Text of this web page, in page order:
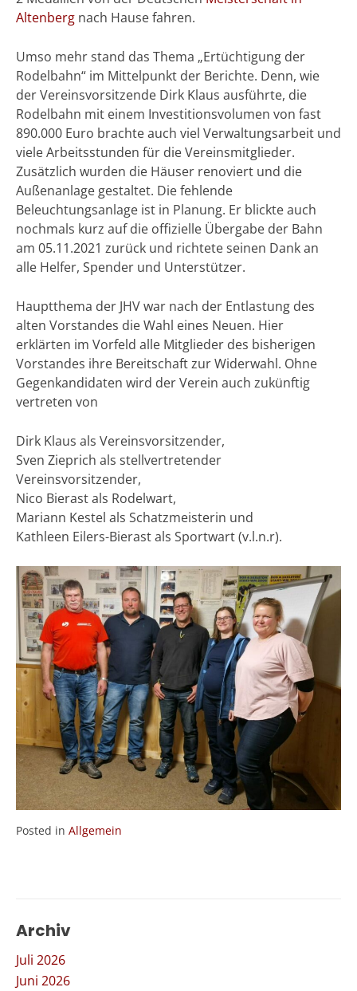
Altenberg nach Hause fahren.
Umso mehr stand das Thema „Ertüchtigung der
Rodelbahn“ im Mittelpunkt der Berichte. Denn, wie
der Vereinsvorsitzende Dirk Klaus ausführte, die
Rodelbahn mit einem Investitionsvolumen von fast
890.000 Euro brachte auch viel Verwaltungsarbeit und
viele Arbeitsstunden für die Vereinsmitglieder.
Zusätzlich wurden die Häuser renoviert und die
Außenanlage gestaltet. Die fehlende
Beleuchtungsanlage ist in Planung. Er blickte auch
nochmals kurz auf die offizielle Übergabe der Bahn
am 05.11.2021 zurück und richtete seinen Dank an
alle Helfer, Spender und Unterstützer.
Hauptthema der JHV war nach der Entlastung des
alten Vorstandes die Wahl eines Neuen. Hier
erklärten im Vorfeld alle Mitglieder des bisherigen
Vorstandes ihre Bereitschaft zur Widerwahl. Ohne
Gegenkandidaten wird der Verein auch zukünftig
vertreten von
Dirk Klaus als Vereinsvorsitzender,
Sven Zieprich als stellvertretender
Vereinsvorsitzender,
Nico Bierast als Rodelwart,
Mariann Kestel als Schatzmeisterin und
Kathleen Eilers-Bierast als Sportwart (v.l.n.r).
Posted in Allgemein
Archiv
Juli 2026
Juni 2026